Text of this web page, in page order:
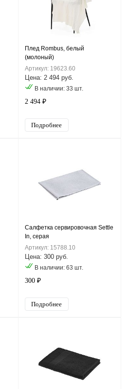
Плед Rombus, белый
(молоный)
Артикул: 19623.60
Цена: 2 494 руб.
В наличии: 33 шт.
2 494 ₽
Подробнее
Салфетка сервировочная Settle
In, серая
Артикул: 15788.10
Цена: 300 руб.
В наличии: 63 шт.
300 ₽
Подробнее